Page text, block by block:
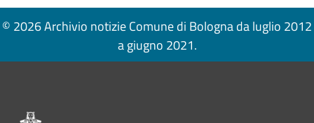
© 2026 Archivio notizie Comune di Bologna da luglio 2012
a giugno 2021.